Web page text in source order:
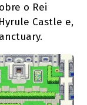
o Rei
Castle e,